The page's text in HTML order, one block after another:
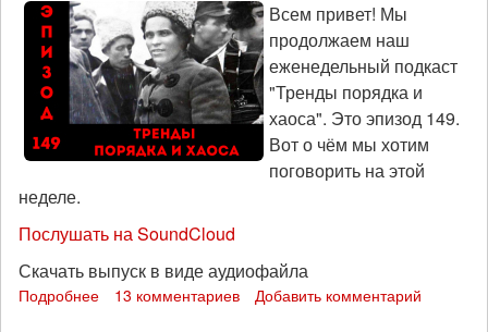
Всем привет! Мы
продолжаем наш
еженедельный подкаст
"Тренды порядка и
хаоса". Это эпизод 149.
Вот о чём мы хотим
поговорить на этой
неделе.
Послушать на SoundCloud
Скачать выпуск в виде аудиофайла
Подробнее 13 комментариев Добавить комментарий